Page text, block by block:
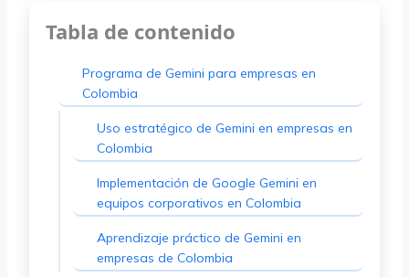
Tabla de contenido
Programa de Gemini para empresas en
Colombia
Uso estratégico de Gemini en empresas en
Colombia
Implementación de Google Gemini en
equipos corporativos en Colombia
Aprendizaje práctico de Gemini en
empresas de Colombia